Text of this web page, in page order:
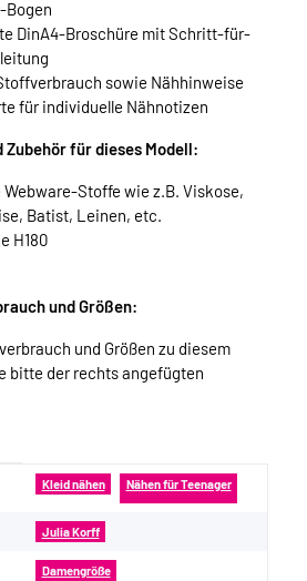
Bogen
DinA4-Broschüre mit Schritt-für-
sowie Nähhinweise
für individuelle Nähnotizen
für dieses Modell:
Stoffe wie z.B. Viskose,
Batist, Leinen, etc.
H180
und Größen:
und Größen zu diesem
bitte der rechts angefügten
Kleid nähen Nähen für Teenager
Julia Korff
Damengröße